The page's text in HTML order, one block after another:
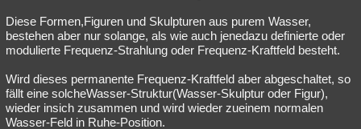
Diese Formen,Figuren und Skulpturen aus purem Wasser,
bestehen aber nur solange, als wie auch jenedazu definierte oder
modulierte Frequenz-Strahlung oder Frequenz-Kraftfeld besteht.
Wird dieses permanente Frequenz-Kraftfeld aber abgeschaltet, so
fällt eine solcheWasser-Struktur(Wasser-Skulptur oder Figur),
wieder insich zusammen und wird wieder zueinem normalen
Wasser-Feld in Ruhe-Position.